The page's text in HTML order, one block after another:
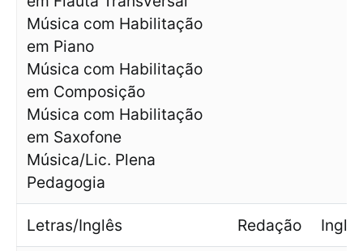
Música com Habilitação
em Piano
Música com Habilitação
em Composição
Música com Habilitação
em Saxofone
Música/Lic. Plena
Pedagogia
Letras/Inglês Redação